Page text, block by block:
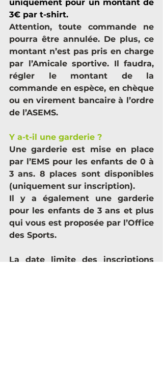
uniquement pour un montant de
3€ par t-shirt.
Attention, toute commande ne
pourra être annulée. De plus, ce
montant n’est pas pris en charge
par l’Amicale sportive. Il faudra,
régler le montant de la
commande en espèce, en chèque
ou en virement bancaire à l’ordre
de l’ASEMS.
Y a-t-il une garderie ?
Une garderie est mise en place
par l’EMS pour les enfants de 0 à
3 ans. 8 places sont disponibles
(uniquement sur inscription).
Il y a également une garderie
pour les enfants de 3 ans et plus
qui vous est proposée par l’Office
des Sports.
La date limite des inscriptions